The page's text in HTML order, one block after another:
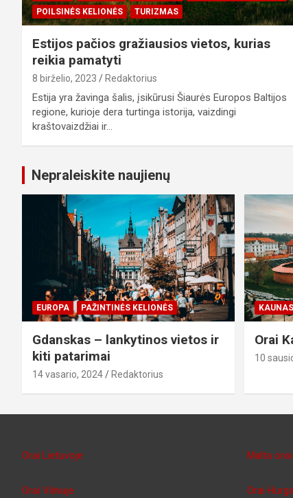
POILSINĖS KELIONĖS
TURIZMAS
Estijos pačios gražiausios vietos, kurias
reikia pamatyti
8 birželio, 2023 Redaktorius
Estija yra žavinga šalis, įsikūrusi Šiaurės Europos Baltijos
regione, kurioje dera turtinga istorija, vaizdingi
kraštovaizdžiai ir…
Nepraleiskite naujienų
EUROPA PAŽINTINĖS KELIONĖS
Gdanskas – lankytinos vietos ir
kiti patarimai
14 vasario, 2024 Redaktorius
KAUNAS
Orai
10
Orai Lietuvoje
Orai Vilniuje
Malta orai
Orai